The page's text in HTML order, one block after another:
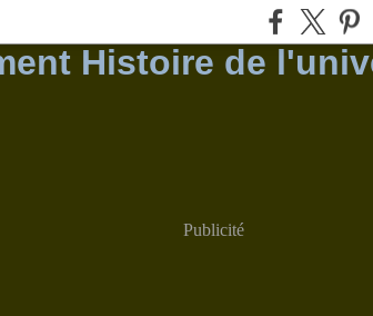
Publicité